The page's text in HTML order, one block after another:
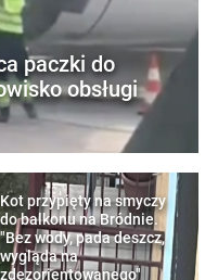
paczki do
obsługi
Kot przypięty na smyczy
do balkonu na Bródnie.
"Bez wody, pada deszcz,
wygląda na
zdezorientowanego"